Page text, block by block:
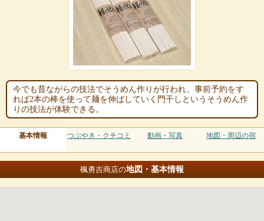
今でも昔ながらの技法でそうめん作りが行われ、事前予約をす
れば2本の棒を使って麺を伸ばしていく門干しというそうめん作
りの技法が体験できる。
基本情報 つぶやき・クチコミ 動画・写真 地図・周辺の宿
楓勇吉商店の地図・基本情報